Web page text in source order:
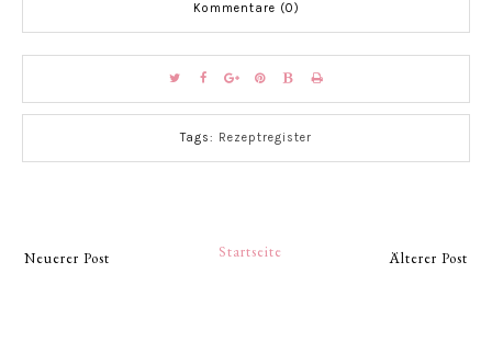
Kommentare (0)
Tags: Rezeptregister
Neuerer Post Älterer Post
Startseite